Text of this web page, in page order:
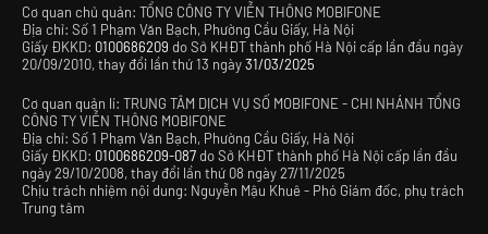
Cơ quan chủ quản: TỔNG CÔNG TY VIỄN THÔNG MOBIFONE
Địa chỉ: Số 1 Phạm Văn Bạch, Phường Cầu Giấy, Hà Nội
Giấy ĐKKD: 0100686209 do Sở KHĐT thành phố Hà Nội cấp lần đầu ngày
20/09/2010, thay đổi lần thứ 13 ngày31/03/2025
Cơ quan quản lí: TRUNG TÂM DỊCH VỤ SỐ MOBIFONE - CHI NHÁNH TỔNG
CÔNG TY VIỄN THÔNG MOBIFONE
Địa chỉ: Số 1 Phạm Văn Bạch, Phường Cầu Giấy, Hà Nội
Giấy ĐKKD: 0100686209-087do Sở KHĐT thành phố Hà Nội cấp lần đầu
ngày 29/10/2008, thay đổi lần thứ 08 ngày 27/11/2025
Chịu trách nhiệm nội dung: Nguyễn Mậu Khuê - Phó Giám đốc, phụ trách
Trung tâm